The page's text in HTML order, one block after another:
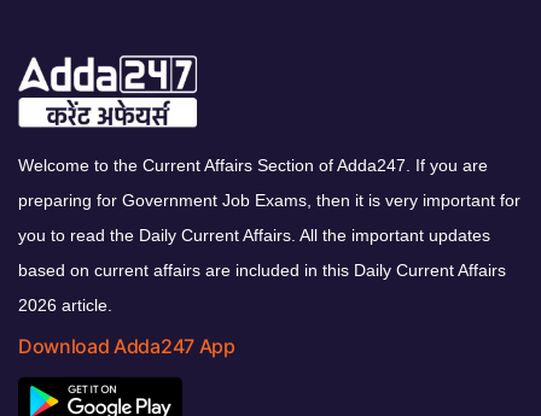
Welcome to the Current Affairs Section of Adda247. If you are
preparing for Government Job Exams, then it is very important for
you to read the Daily Current Affairs. All the important updates
based on current affairs are included in this Daily Current Affairs
2026 article.
Download Adda247 App